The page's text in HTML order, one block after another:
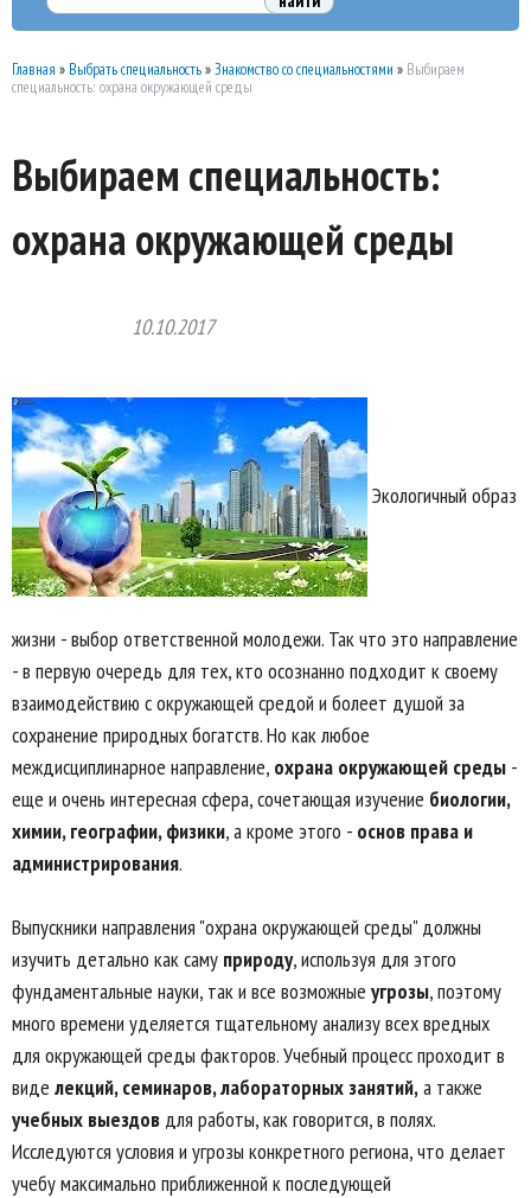
Главная » Выбрать специальность»Знакомство со специальностями » Выбираем
специальность: охрана окружающей среды
Выбираем специальность:
охрана окружающей среды
10.10.2017
Экологичный образ
жизни - выбор ответственной молодежи. Так что это направление
- в первую очередь для тех, кто осознанно подходит к своему
взаимодействию с окружающей средой и болеет душой за
сохранение природных богатств. Но как любое
междисциплинарное направление, охрана окружающей среды -
еще и очень интересная сфера, сочетающая изучение биологии,
химии, географии, физики, а кроме этого - основ права и
администрирования.
Выпускники направления "охрана окружающей среды" должны
изучить детально как саму природу, используя для этого
фундаментальные науки, так и все возможные угрозы, поэтому
много времени уделяется тщательному анализу всех вредных
для окружающей среды факторов. Учебный процесс проходит в
виде лекций, семинаров, лабораторных занятий,а также
учебных выездов для работы, как говорится, в полях.
Исследуются условия и угрозы конкретного региона, что делает
учебу максимально приближенной к последующей